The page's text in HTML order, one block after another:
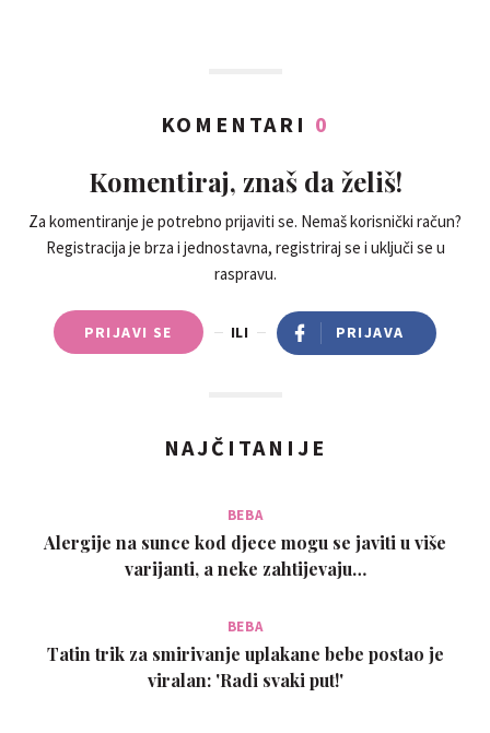
KOMENTARI 0
Komentiraj, znaš da želiš!
Za komentiranje je potrebno prijaviti se. Nemaš korisnički račun?
Registracija je brza i jednostavna, registriraj se i uključi se u
raspravu.
PRIJAVI SE ILI PRIJAVA
NAJČITANIJE
BEBA
Alergije na sunce kod djece mogu se javiti u više
varijanti, a neke zahtijevaju…
BEBA
Tatin trik za smirivanje uplakane bebe postao je
viralan: 'Radi svaki put!'